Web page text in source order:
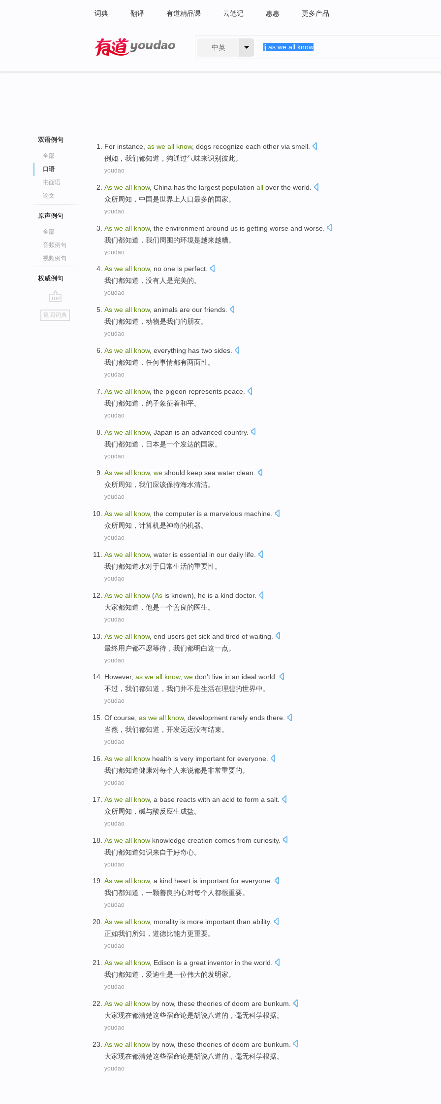
词典 翻译 有道精品课 云笔记 惠惠 更多产品
中英
双语例句
全部
口语
书面语
论文
原声例句
全部
音频例句
视频例句
权威例句
go
top
返回词典
For instance as we all know, dogs recognize each other via smell
例如 ， 我们都知道 ， 狗通过气味来识别彼此。
youdao
As we all know, China has the largest population all over the world
众所周知 ， 中国是世界上 人口最多的国家。
youdao
As we all know, the environment around us is getting worse and worse
我们都知道 ， 我们周围的环境是越来越糟。
youdao
As we all know, no one is perfect.
我们都知道 ， 没有人是完美的。
youdao
As we all know, animals are our friends
我们都知道 ， 动物是我们的朋友。
youdao
As we all know, everything has two sides
我们都知道 ， 任何事情都有两面性。
youdao
As we all know, the pigeon represents peace
我们都知道 ， 鸽子象征着和平。
youdao
As we all know, Japan is an advanced country.
我们都知道 ， 日本是一个发达的国家。
youdao
As we all know, we should keep sea water clean.
众所周知 ， 我们应该保持海水清洁。
youdao
As we all know, the computer is a marvelous machine
众所周知 ， 计算机是神奇的机器。
youdao
As we all know, water is essential in our daily life
我们都知道水对于日常生活的重要性。
youdao
As we all know (As is known), he is a kind doctor.
大家都知道 ， 他是一个善良的医生。
youdao
As we all know, end users get sick and tired of waiting
最终用户都不愿等待 ， 我们都明白这一点。
youdao
However, as we all know, we don't live in an ideal world.
不过 ， 我们都知道 ，我们并不是生活在理想的世界中。
youdao
Of course as we all know, development rarely ends there.
当然 ， 我们都知道 ， 开发远远没有结束。
youdao
As we all know health is very important for everyone
我们都知道健康对每个人来说都是非常重要的。
youdao
As we all know, a base reacts with an acid to form a salt
众所周知 ， 碱与酸反应生成盐。
youdao
As we all know knowledge creation comes from curiosity.
我们都知道知识来自于好奇心。
youdao
As we all know, a kind heart is important for everyone.
我们都知道 ， 一颗善良的心对每个人都很重要。
youdao
As we all know, morality is more important than ability.
正如我们所知 ， 道德比能力更重要。
youdao
As we all know, Edison is a great inventor in the world.
我们都知道 ， 爱迪生是一位伟大的发明家。
youdao
As we all know by now, these theories of doom are bunkum
大家现在都清楚这些宿命论是胡说八道的 ，毫无科学根据。
youdao
As we all know by now, these theories of doom are bunkum
大家现在都清楚这些宿命论是胡说八道的 ，毫无科学根据。
youdao